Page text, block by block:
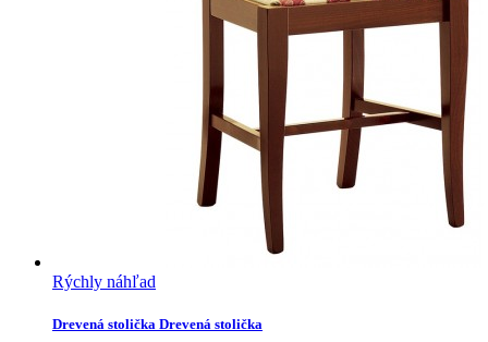
Rýchly náhľad
Drevená stolička Drevená stolička